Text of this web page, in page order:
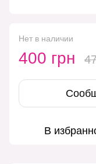
Нет в наличии
400 грн
В